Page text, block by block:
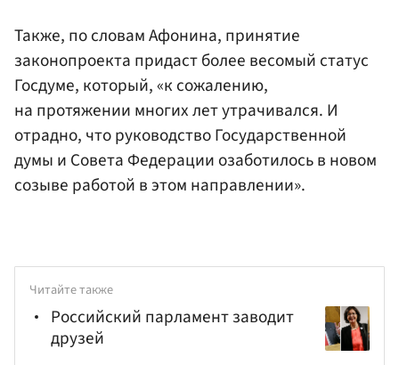
Также, по словам Афонина, принятие
законопроекта придаст более весомый статус
Госдуме, который, «к сожалению,
на протяжении многих лет утрачивался. И
отрадно, что руководство Государственной
думы и Совета Федерации озаботилось в новом
созыве работой в этом направлении».
Читайте также
Российский парламент заводит
друзей